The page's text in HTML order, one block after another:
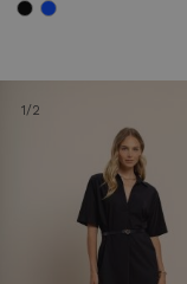
1/2